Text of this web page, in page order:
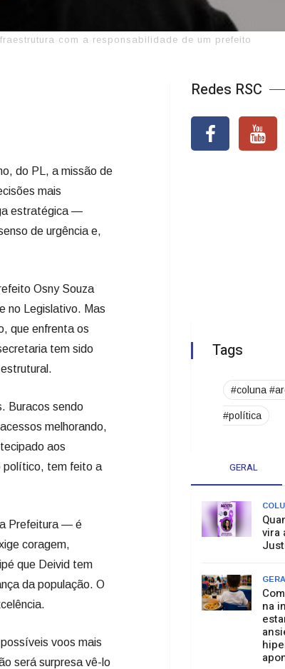
com a responsabilidade de um prefeito
do PL, a missão de
mais
estratégica —
de urgência e,
Osny Souza
no Legislativo. Mas
que enfrenta os
tem sido
Buracos sendo
melhorando,
aos
político, tem feito a
Prefeitura — é
coragem,
que Deivid tem
da população. O
voos mais
será surpresa vê-lo
Redes RSC
Tags
#coluna
#política
GERAL
vira
na